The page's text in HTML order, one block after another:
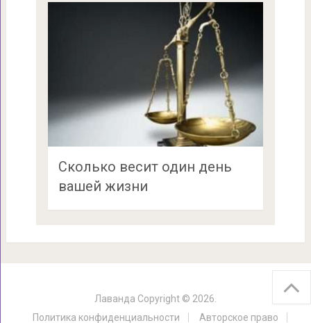
Сколько весит один день
вашей жизни
Лаванда Copyright © 2026.
Политика конфиденциальности
Авторское право